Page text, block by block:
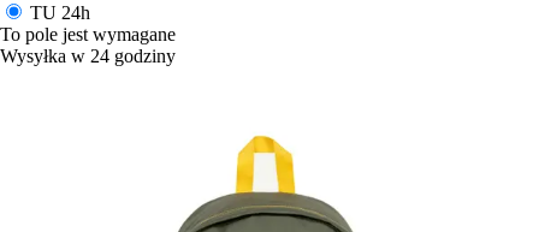
TU 24h
To pole jest wymagane
Wysyłka w 24 godziny